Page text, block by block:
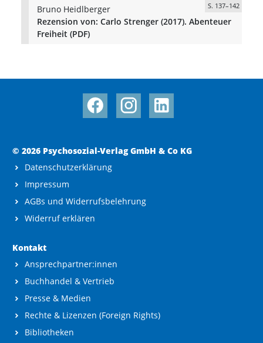
Bruno Heidlberger
S. 137–142
Rezension von: Carlo Strenger (2017). Abenteuer
Freiheit (PDF)
© 2026 Psychosozial-Verlag GmbH & Co KG
Datenschutzerklärung
Impressum
AGBs und Widerrufsbelehrung
Widerruf erklären
Kontakt
Ansprechpartner:innen
Buchhandel & Vertrieb
Presse & Medien
Rechte & Lizenzen (Foreign Rights)
Bibliotheken